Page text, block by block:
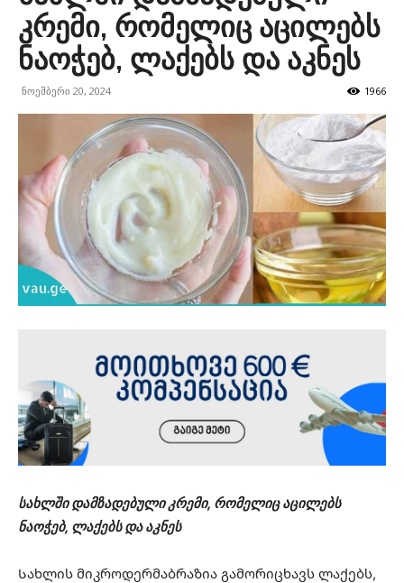
კრემი, რომელიც აცილებს
ნაოჭებ, ლაქებს და აკნეს
ნოემბერი 20, 2024 1966
სახლში დამზადებული კრემი, რომელიც აცილებს
ნაოჭებ, ლაქებს და აკნეს
Სახლის მიკროდერმაბრაზია გამორიცხავს ლაქებს,